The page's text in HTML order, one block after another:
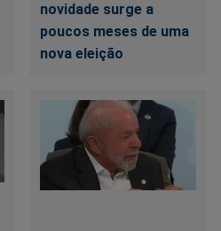
novidade surge a
poucos meses de uma
nova eleição